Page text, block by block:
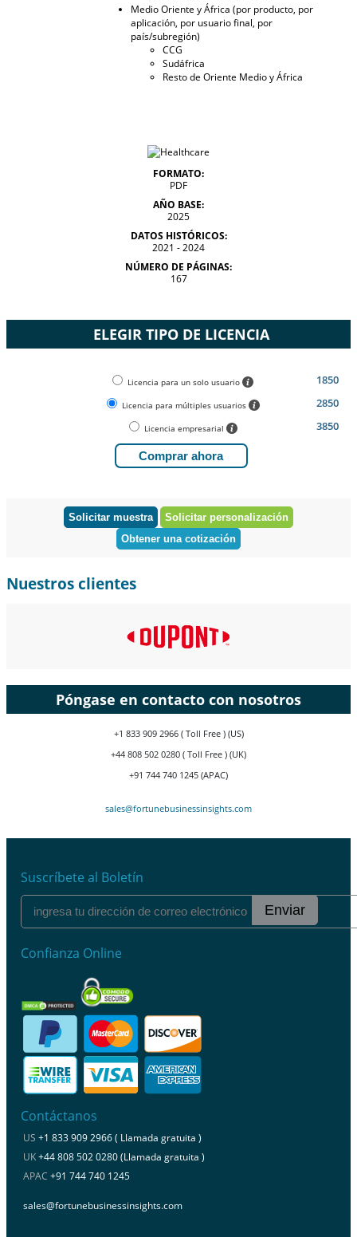
Medio Oriente y África (por producto, por
aplicación, por usuario final, por
país/subregión)
CCG
Sudáfrica
Resto de Oriente Medio y África
FORMATO:
PDF
AÑO BASE:
2025
DATOS HISTÓRICOS:
2021 - 2024
NÚMERO DE PÁGINAS:
167
ELEGIR TIPO DE LICENCIA
Licencia para un solo usuario 1850
Licencia para múltiples usuarios 2850
Licencia empresarial 3850
Comprar ahora
Solicitar muestra
Solicitar personalización
Obtener una cotización
Nuestros clientes
Póngase en contacto con nosotros
+1 833 909 2966 ( Toll Free ) (US)
+44 808 502 0280 ( Toll Free ) (UK)
+91 744 740 1245 (APAC)
sales@fortunebusinessinsights.com
Suscríbete al Boletín
Enviar
Confianza Online
Contáctanos
US +1 833 909 2966 ( Llamada gratuita )
UK+44 808 502 0280 (Llamada gratuita )
APAC +91 744 740 1245
sales@fortunebusinessinsights.com